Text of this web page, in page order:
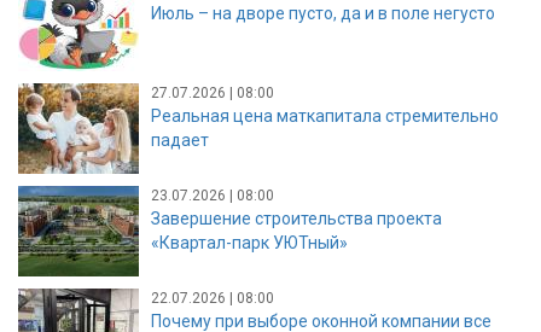
Июль – на дворе пусто, да и в поле негусто
27.07.2026 | 08:00
Реальная цена маткапитала стремительно
падает
23.07.2026 | 08:00
Завершение строительства проекта
«Квартал-парк УЮТный»
22.07.2026 | 08:00
Почему при выборе оконной компании все